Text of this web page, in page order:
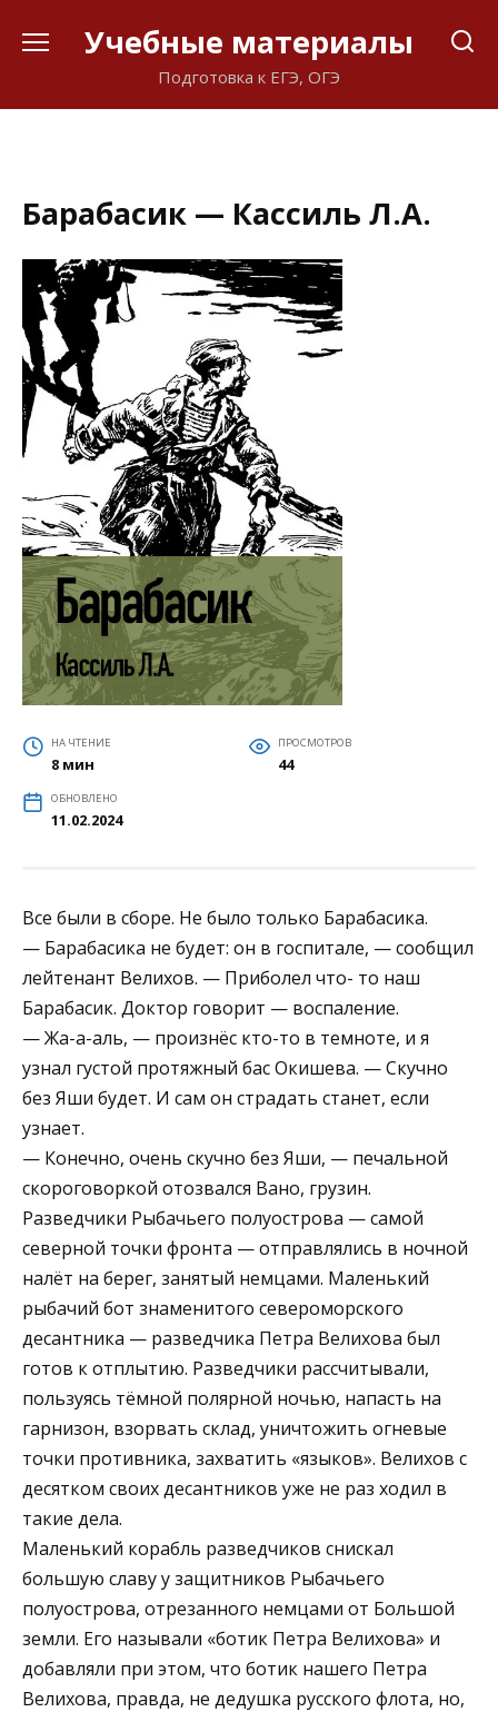
Учебные материалы
Подготовка к ЕГЭ, ОГЭ
Барабасик — Кассиль Л.А.
НА ЧТЕНИЕ
8 мин
ПРОСМОТРОВ
44
ОБНОВЛЕНО
11.02.2024
Все были в сборе. Не было только Барабасика.
— Барабасика не будет: он в госпитале, — сообщил
лейтенант Велихов. — Приболел что- то наш
Барабасик. Доктор говорит — воспаление.
— Жа-а-аль, — произнёс кто-то в темноте, и я
узнал густой протяжный бас Окишева. — Скучно
без Яши будет. И сам он страдать станет, если
узнает.
— Конечно, очень скучно без Яши, — печальной
скороговоркой отозвался Вано, грузин.
Разведчики Рыбачьего полуострова — самой
северной точки фронта — отправлялись в ночной
налёт на берег, занятый немцами. Маленький
рыбачий бот знаменитого североморского
десантника — разведчика Петра Велихова был
готов к отплытию. Разведчики рассчитывали,
пользуясь тёмной полярной ночью, напасть на
гарнизон, взорвать склад, уничтожить огневые
точки противника, захватить «языков». Велихов с
десятком своих десантников уже не раз ходил в
такие дела.
Маленький корабль разведчиков снискал
большую славу у защитников Рыбачьего
полуострова, отрезанного немцами от Большой
земли. Его называли «ботик Петра Велихова» и
добавляли при этом, что ботик нашего Петра
Велихова, правда, не дедушка русского флота, но,